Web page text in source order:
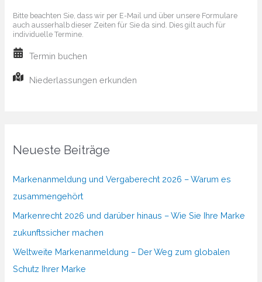
Bitte beachten Sie, dass wir per E-Mail und über unsere Formulare
auch ausserhalb dieser Zeiten für Sie da sind. Dies gilt auch für
individuelle Termine.
Termin buchen
Niederlassungen erkunden
Neueste Beiträge
Markenanmeldung und Vergaberecht 2026 – Warum es
zusammengehört
Markenrecht 2026 und darüber hinaus – Wie Sie Ihre Marke
zukunftssicher machen
Weltweite Markenanmeldung – Der Weg zum globalen
Schutz Ihrer Marke